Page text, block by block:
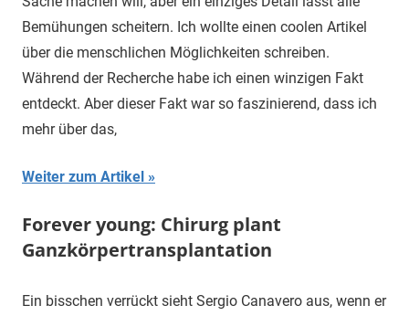
Bemühungen scheitern. Ich wollte einen coolen Artikel
über die menschlichen Möglichkeiten schreiben.
Während der Recherche habe ich einen winzigen Fakt
entdeckt. Aber dieser Fakt war so faszinierend, dass ich
mehr über das,
Weiter zum Artikel
Forever young: Chirurg plant
Ganzkörpertransplantation
Ein bisschen verrückt sieht Sergio Canavero aus, wenn er